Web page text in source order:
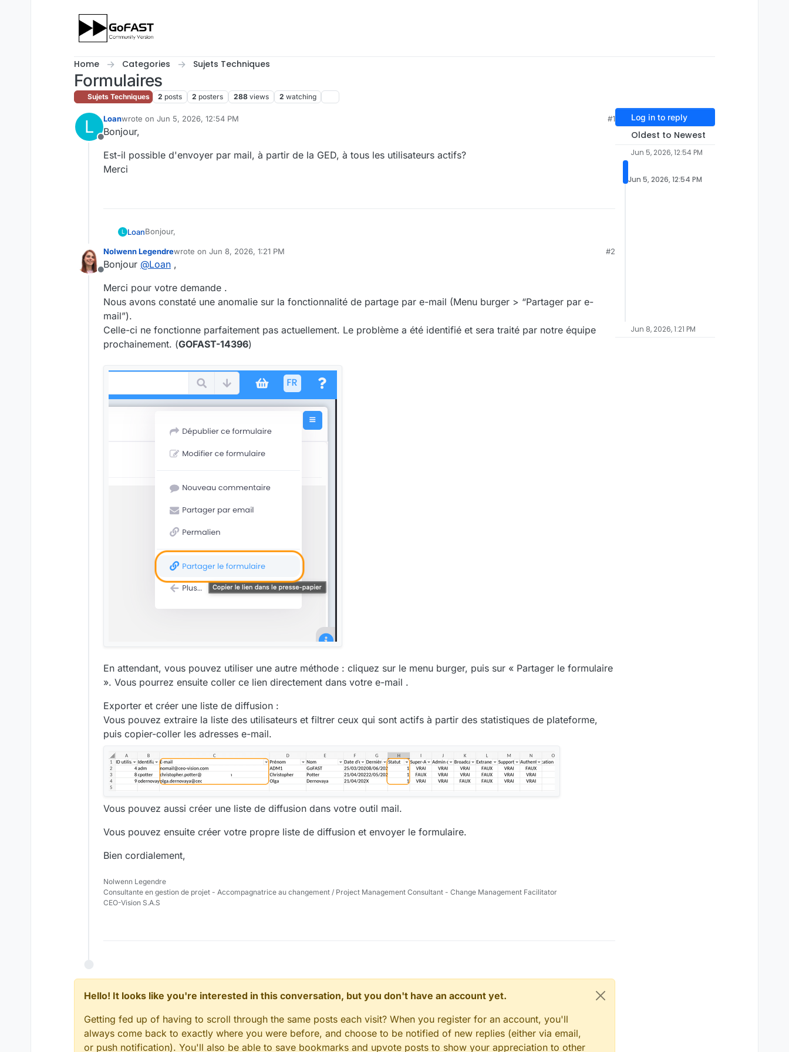
Home Categories Sujets Techniques
Formulaires
Sujets Techniques 2 posts 2 posters 288 views 2 watching
L
Offline
Loanwrote on Jun 5, 2026, 12:54 PM
last edited by
#1
Bonjour,
Est-il possible d'envoyer par mail, à partir de la GED, à tous les utilisateurs actifs?
Merci
L LoanBonjour,
Est-il possible d'envoyer par mail, à partir de la GED, à tous les utilisateurs actifs?
Merci
Offline
Nolwenn Legendrewrote on Jun 8, 2026, 1:21 PM
last edited by
#2
Bonjour @Loan ,
Merci pour votre demande .
Nous avons constaté une anomalie sur la fonctionnalité de partage par e-mail (Menu burger > “Partager par e-
mail”).
Celle-ci ne fonctionne parfaitement pas actuellement. Le problème a été identifié et sera traité par notre équipe
prochainement. (GOFAST-14396)
En attendant, vous pouvez utiliser une autre méthode : cliquez sur le menu burger, puis sur « Partager le formulaire
». Vous pourrez ensuite coller ce lien directement dans votre e-mail .
Exporter et créer une liste de diffusion :
Vous pouvez extraire la liste des utilisateurs et filtrer ceux qui sont actifs à partir des statistiques de plateforme,
puis copier-coller les adresses e-mail.
Vous pouvez aussi créer une liste de diffusion dans votre outil mail.
Vous pouvez ensuite créer votre propre liste de diffusion et envoyer le formulaire.
Bien cordialement,
Nolwenn Legendre
Consultante en gestion de projet - Accompagnatrice au changement / Project Management Consultant - Change Management Facilitator
CEO-Vision S.A.S
Hello! It looks like you're interested in this conversation, but you don't have an account yet.
Getting fed up of having to scroll through the same posts each visit? When you register for an account, you'll
always come back to exactly where you were before, and choose to be notified of new replies (either via email,
or push notification). You'll also be able to save bookmarks and upvote posts to show your appreciation to other
Log in to reply
Oldest to Newest
Jun 5, 2026, 12:54 PM
Jun 5, 2026, 12:54 PM
Jun 8, 2026, 1:21 PM